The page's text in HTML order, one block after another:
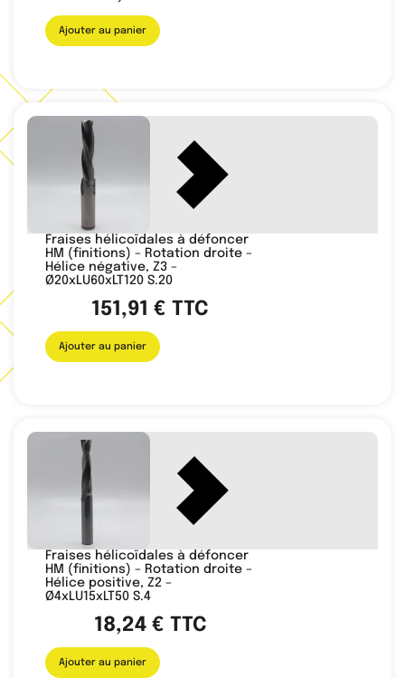
Ajouter au panier
Fraises hélicoïdales à défoncer
HM (finitions) – Rotation droite –
Hélice négative, Z3 –
Ø20xLU60xLT120 S.20
151,91€ TTC
Ajouter au panier
Fraises hélicoïdales à défoncer
HM (finitions) – Rotation droite –
Hélice positive, Z2 –
Ø4xLU15xLT50 S.4
18,24 € TTC
Ajouter au panier